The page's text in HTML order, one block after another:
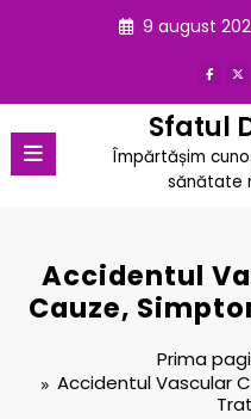
9 august
Sfatul
Împărtășim
sănătate
Accidentul
Cauze,
Prima
Accidentul Vascular